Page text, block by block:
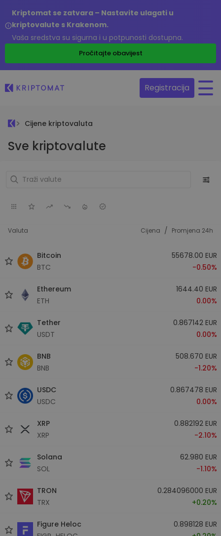
Kriptomat se zatvara – Nastavite ulagati u
kriptovalute s Krakenom.
Vaša sredstva su sigurna i u potpunosti dostupna.
Pročitajte obavijest
Registracija
Cijene kriptovaluta
Sve kriptovalute
Valuta Cijena / Promjena 24h
Bitcoin
BTC
55678.00 EUR
-0.50%
Ethereum
ETH
1644.40 EUR
0.00%
Tether
USDT
0.867142 EUR
0.00%
BNB
BNB
508.670 EUR
-1.20%
USDC
USDC
0.867478 EUR
0.00%
XRP
XRP
0.882192 EUR
-2.10%
Solana
SOL
62.980 EUR
-1.10%
TRON
TRX
0.284096000 EUR
+0.20%
Figure Heloc
0.898128 EUR